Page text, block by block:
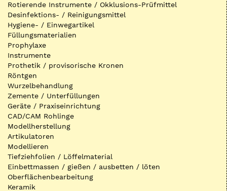
Rotierende Instrumente / Okklusions-Prüfmittel
Desinfektions- / Reinigungsmittel
Hygiene- / Einwegartikel
Füllungsmaterialien
Prophylaxe
Instrumente
Prothetik / provisorische Kronen
Röntgen
Wurzelbehandlung
Zemente / Unterfüllungen
Geräte / Praxiseinrichtung
CAD/CAM Rohlinge
Modellherstellung
Artikulatoren
Modellieren
Tiefziehfolien / Löffelmaterial
Einbettmassen / gießen / ausbetten / löten
Oberflächenbearbeitung
Keramik